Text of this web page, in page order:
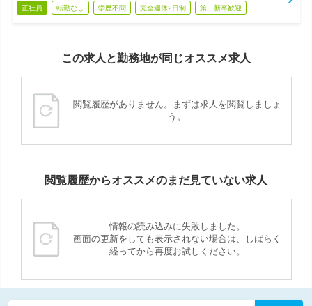
正社員 転勤なし 学歴不問 完全週休2日制 第二新卒歓迎
この求人と勤務地が同じオススメ求人
閲覧履歴がありません。まずは求人を閲覧しましょ
う。
閲覧履歴からオススメのまだ見ていない求人
情報の読み込みに失敗しました。
画面の更新をしても表示されない場合は、しばらく
経ってから再度お試しください。